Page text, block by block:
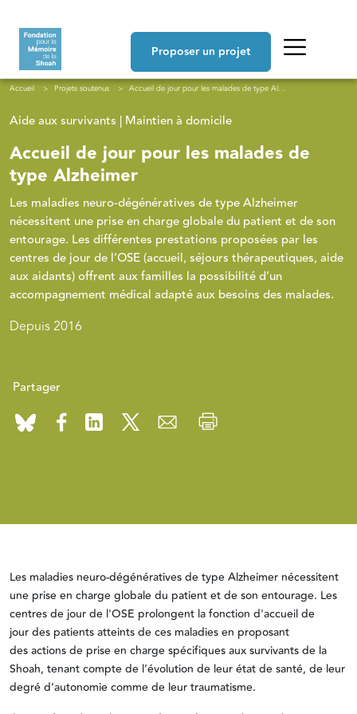
Proposer un projet
Fil d'Ariane
Accueil Projets soutenus Accueil de jour pour les malades de type Alzheimer
Aide aux survivants | Maintien à domicile
Accueil de jour pour les malades de
type Alzheimer
Les maladies neuro-dégénératives de type Alzheimer
nécessitent une prise en charge globale du patient et de son
entourage. Les différentes prestations proposées par les
centres de jour de l’OSE (accueil, séjours thérapeutiques, aide
aux aidants) offrent aux familles la possibilité d’un
accompagnement médical adapté aux besoins des malades.
Depuis 2016
Partager
Les maladies neuro-dégénératives de type Alzheimer nécessitent
une prise en charge globale du patient et de son entourage. Les
centres de jour de l'OSE prolongent la fonction d'accueil de
jour des patients atteints de ces maladies en proposant
des actions de prise en charge spécifiques aux survivants de la
Shoah, tenant compte de l’évolution de leur état de santé, de leur
degré d’autonomie comme de leur traumatisme.